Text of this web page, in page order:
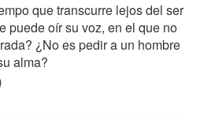
que transcurre lejos del ser
puede oír su voz, en el que no
¿No es pedir a un hombre
alma?